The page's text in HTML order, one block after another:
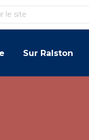
Sur Ralston